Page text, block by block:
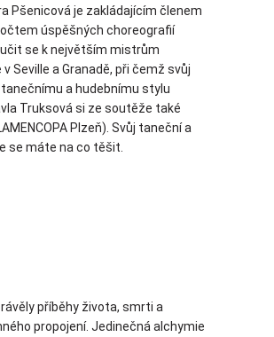
Pšenicová je zakládajícím členem
úspěšných choreografií
učit se k největším mistrům
Seville a Granadě, při čemž svůj
a hudebnímu stylu
Truksová si ze soutěže také
Plzeň). Svůj taneční a
se máte na co těšit.
příběhy života, smrti a
propojení. Jedinečná alchymie